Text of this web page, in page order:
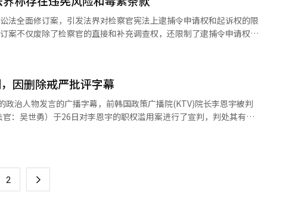
启动公诉程序。※ 本报道经人工智能（AI）系统翻译与编辑。
并表示撤回上诉的部分将计划移交给其他机构，以便迅速重新提起公
的Telegram消息与紧
法违反的指控撤回上诉。 已判有罪的内乱重要任务从
法违反的指控则将移交给警方或高官犯罪调查处等其他调查机构，预
AI）系统翻译与编辑。
法全面修订案，引发法界对检察官宪法上逮捕令申请权和起诉权的限
不仅废除了检察官的直接和补充调查权，还限制了逮捕令申请权的
可能动摇刑事司法体系的基础。 根据法界消息，民主党
诉审议会，给起诉程序带来了重大变化。 法界最为担忧的点
，但修订案实际上将逮捕令申请权的行使依赖于警方的判断。 这引
权利。法界人士指出，如果用法律限制宪法保障的检察官逮捕令申
则相冲突。” 公诉审议会的设立也是一个典型的
因删除戒严批评字幕
治人物发言的广播字幕，前韩国政策广播院(KTV)院长李恩宇被判
时指示实务人员删除“戒严是非法和违宪”的相关字幕而被起诉。
指出：“选择
字幕，导致KTV观众对戒严令产生错误认知，这种指示违反了公务
2 下